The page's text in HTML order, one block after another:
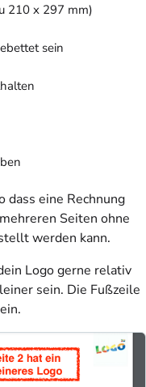
210 x 297 mm)
sein
eine Rechnung
Seiten ohne
werden kann.
Logo gerne relativ
sein. Die Fußzeile